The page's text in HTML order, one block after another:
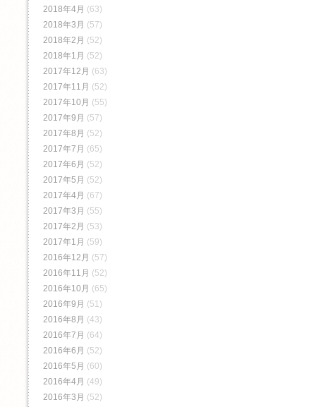
2018年4月 (63)
2018年3月 (57)
2018年2月 (52)
2018年1月 (52)
2017年12月 (63)
2017年11月 (52)
2017年10月 (55)
2017年9月 (57)
2017年8月 (52)
2017年7月 (65)
2017年6月 (52)
2017年5月 (52)
2017年4月 (67)
2017年3月 (55)
2017年2月 (53)
2017年1月 (59)
2016年12月 (57)
2016年11月 (52)
2016年10月 (65)
2016年9月 (51)
2016年8月 (43)
2016年7月 (64)
2016年6月 (52)
2016年5月 (60)
2016年4月 (49)
2016年3月 (52)